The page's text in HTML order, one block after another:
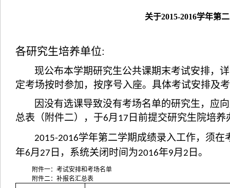
关于2015-2016学年第
各研究生培养单位:
现公布本学期研究生公共课期末考试安排，
定考场按时参加，按序号入座。具体考试安排及
因没有选课导致没有考场名单的研究生，应
总表（附件二），于6月 17 日前提交研究生院培
2015-2016学年第二学期成绩录入工作，须
年6月 27 日，系统关闭时间为2016年9月 2 日。
附件一：考试安排和考场名单
附件二：补报名汇总表